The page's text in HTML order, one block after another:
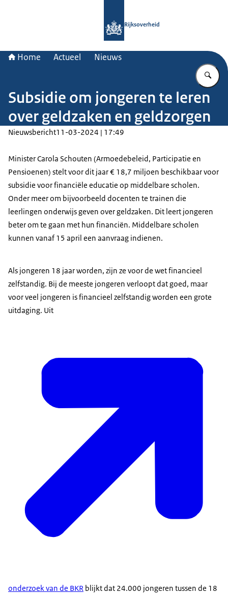
Rijksoverheid
Home Actueel Nieuws
Subsidie om jongeren te leren
over geldzaken en geldzorgen
Nieuwsbericht11-03-2024 | 17:49
Minister Carola Schouten (Armoedebeleid, Participatie en
Pensioenen) stelt voor dit jaar € 18,7 miljoen beschikbaar voor
subsidie voor financiële educatie op middelbare scholen.
Onder meer om bijvoorbeeld docenten te trainen die
leerlingen onderwijs geven over geldzaken. Dit leert jongeren
beter om te gaan met hun financiën. Middelbare scholen
kunnen vanaf 15 april een aanvraag indienen.
Als jongeren 18 jaar worden, zijn ze voor de wet financieel
zelfstandig. Bij de meeste jongeren verloopt dat goed, maar
voor veel jongeren is financieel zelfstandig worden een grote
uitdaging. Uit
onderzoek van de BKR blijkt dat 24.000 jongeren tussen de 18